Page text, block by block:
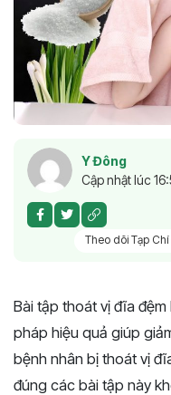
Y Đông
Cập nhật lúc
Theo dõi Tạp
Bài tập thoát vị đĩa
pháp hiệu quả giúp
bệnh nhân bị thoát vị
đúng các bài tập này